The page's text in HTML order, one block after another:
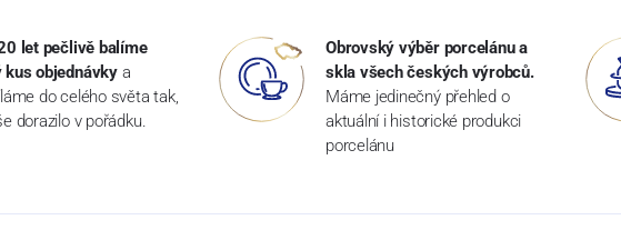
let pečlivě balíme
kus objednávky a
do celého světa tak,
dorazilo v pořádku.
Obrovský výběr porcelánu a
skla všech českých výrobců.
Máme jedinečný přehled o
aktuální i historické produkci
porcelánu